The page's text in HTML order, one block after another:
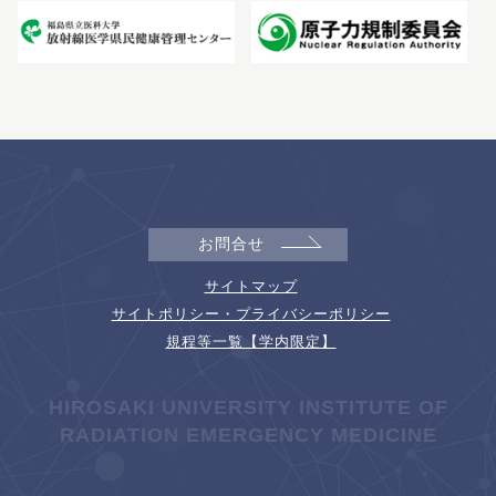
お問合せ
サイトマップ
サイトポリシー・プライバシーポリシー
規程等一覧【学内限定】
HIROSAKI UNIVERSITY INSTITUTE OF
RADIATION EMERGENCY MEDICINE